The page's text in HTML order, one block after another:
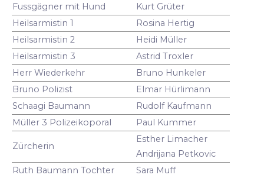
Fussgägner mit Hund
Kurt Grüter
Heilsarmistin 1
Rosina Hertig
Heilsarmistin 2
Heidi Müller
Heilsarmistin 3
Astrid Troxler
Herr Wiederkehr
Bruno Hunkeler
Bruno Polizist
Elmar Hürlimann
Schaagi Baumann
Rudolf Kaufmann
Müller 3 Polizeikoporal
Paul Kummer
Zürcherin
Esther Limacher
Andrijana Petkovic
Ruth Baumann Tochter
Sara Muff